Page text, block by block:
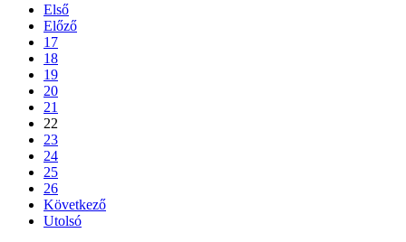
Első
Előző
17
18
19
20
21
22
23
24
25
26
Következő
Utolsó